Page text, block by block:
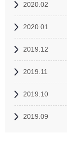
2020.02
2020.01
2019.12
2019.11
2019.10
2019.09